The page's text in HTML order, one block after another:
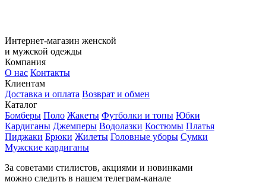
Интернет-магазин женской
и мужской одежды
Компания
О нас Контакты
Клиентам
Доставка и оплата Возврат и обмен
Каталог
Бомберы Поло Жакеты Футболки и топы Юбки
Кардиганы Джемперы Водолазки Костюмы Платья
Пиджаки Брюки Жилеты Головные уборы Сумки
Мужские кардиганы
За советами стилистов, акциями и новинками
можно следить в нашем телеграм-канале